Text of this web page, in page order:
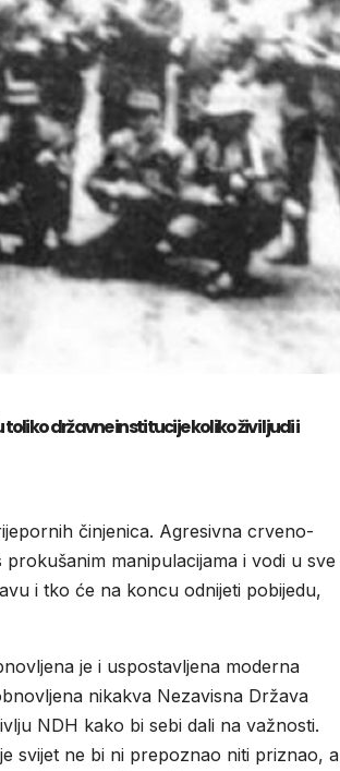
državne institucije koliko živi ljudi i
činjenica. Agresivna crveno-
manipulacijama i vodi u sve
i tko će na koncu odnijeti pobijedu,
je i uspostavljena moderna
nikakva Nezavisna Država
NDH kako bi sebi dali na važnosti.
svijet ne bi ni prepoznao niti priznao, a